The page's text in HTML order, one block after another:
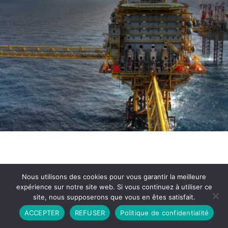
Partenariat Contact
Politique de Confidentialité
CGU
Copyright © 2026 - Propulsé par DIEUDUDIABLE
Nous utilisons des cookies pour vous garantir la meilleure
expérience sur notre site web. Si vous continuez à utiliser ce
site, nous supposerons que vous en êtes satisfait.
ACCEPTER
REFUSER Politique de confidentialité